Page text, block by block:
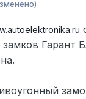
Гарант